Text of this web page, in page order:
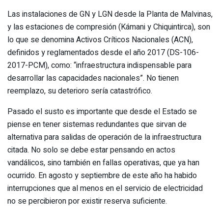
Las instalaciones de GN y LGN desde la Planta de Malvinas,
y las estaciones de compresión (Kámani y Chiquintirca), son
lo que se denomina Activos Críticos Nacionales (ACN),
definidos y reglamentados desde el año 2017 (DS-106-
2017-PCM), como: “infraestructura indispensable para
desarrollar las capacidades nacionales”. No tienen
reemplazo, su deterioro sería catastrófico.
Pasado el susto es importante que desde el Estado se
piense en tener sistemas redundantes que sirvan de
alternativa para salidas de operación de la infraestructura
citada. No solo se debe estar pensando en actos
vandálicos, sino también en fallas operativas, que ya han
ocurrido. En agosto y septiembre de este año ha habido
interrupciones que al menos en el servicio de electricidad
no se percibieron por existir reserva suficiente.